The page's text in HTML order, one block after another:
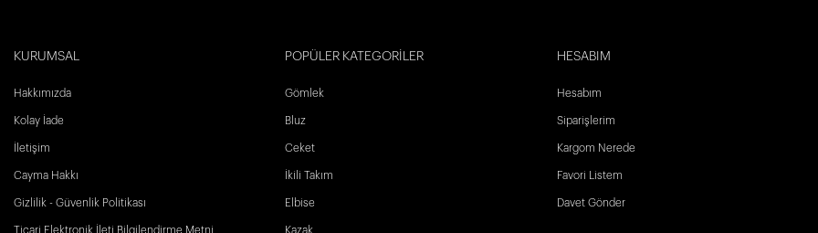
KURUMSAL
Hakkımızda
Kolay İade
İletişim
Cayma Hakkı
Gizlilik - Güvenlik Politikası
Ticari Elektronik İleti Bilgilendirme Metni
POPÜLER KATEGORİLER
Gömlek
Bluz
Ceket
İkili Takım
Elbise
Kazak
HESABIM
Hesabım
Siparişlerim
Kargom Nerede
Favori Listem
Davet Gönder